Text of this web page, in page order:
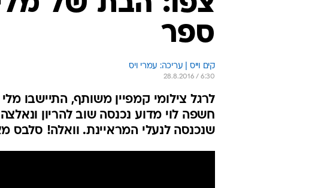
ספר
קים וייס | עריכה: עמרי ויס
28.8.2016 / 6:30
לרגל צילומי קמפיין משותף, התיישבו
חשפה לוי מדוע נכנסה שוב להריון
שנכנסה לנעלי המראיינת. וואלה! סלבס